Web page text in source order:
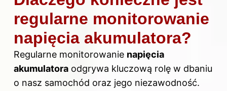
regularne monitorowanie
napięcia akumulatora?
Regularne monitorowanie napięcia
akumulatora odgrywa kluczową rolę w dbaniu
o nasz samochód oraz jego niezawodność.